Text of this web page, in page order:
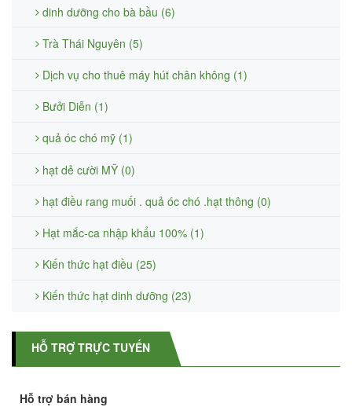
dinh dưỡng cho bà bầu (6)
Trà Thái Nguyên (5)
Dịch vụ cho thuê máy hút chân không (1)
Bưởi Diễn (1)
quả óc chó mỹ (1)
hạt dẻ cười MỸ (0)
hạt điều rang muối . quả óc chó .hạt thông (0)
Hạt mắc-ca nhập khẩu 100% (1)
Kiến thức hạt điều (25)
Kiến thức hạt dinh dưỡng (23)
HỖ TRỢ TRỰC TUYẾN
Hỗ trợ bán hàng